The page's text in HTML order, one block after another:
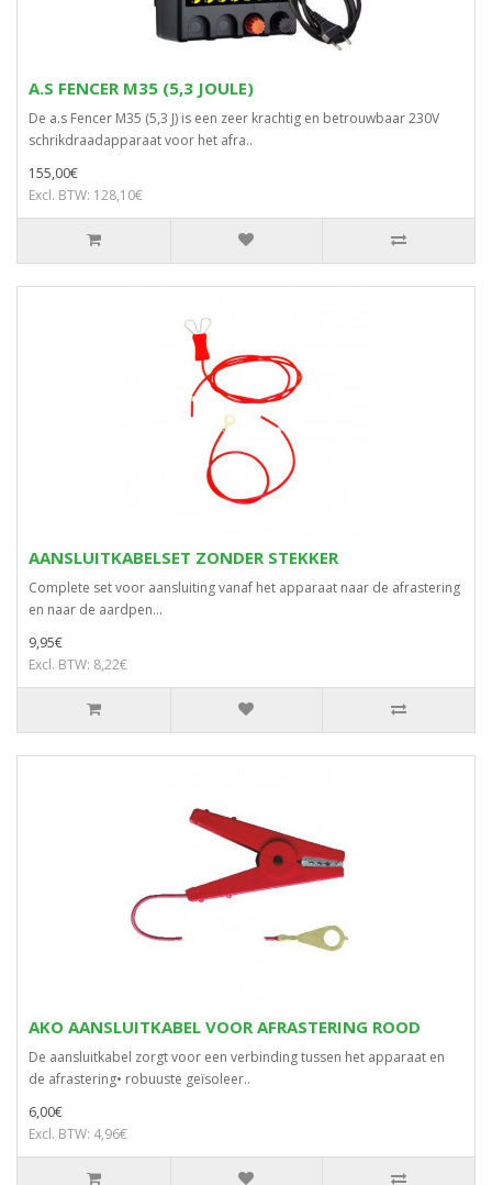
A.S FENCER M35 (5,3 JOULE)
De a.s Fencer M35 (5,3 J) is een zeer krachtig en betrouwbaar 230V
schrikdraadapparaat voor het afra..
155,00€
Excl. BTW: 128,10€
AANSLUITKABELSET ZONDER STEKKER
Complete set voor aansluiting vanaf het apparaat naar de afrastering
en naar de aardpen...
9,95€
Excl. BTW: 8,22€
AKO AANSLUITKABEL VOOR AFRASTERING ROOD
De aansluitkabel zorgt voor een verbinding tussen het apparaat en
de afrastering• robuuste geïsoleer..
6,00€
Excl. BTW: 4,96€